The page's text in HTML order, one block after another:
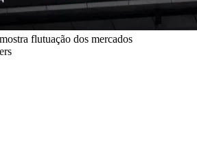
flutuação dos mercados